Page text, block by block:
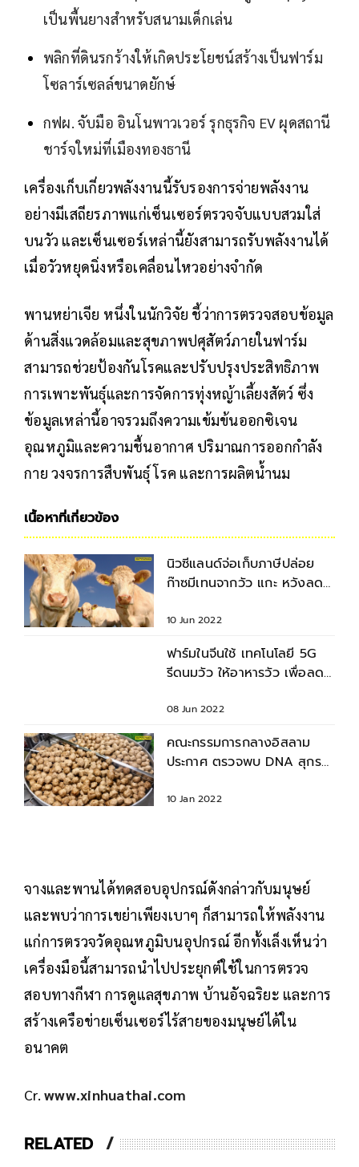
เป็นพื้นยางสำหรับสนามเด็กเล่น
พลิกที่ดินรกร้างให้เกิดประโยชน์สร้างเป็นฟาร์ม
โซลาร์เซลล์ขนาดยักษ์
กฟผ. จับมือ อินโนพาวเวอร์ รุกธุรกิจ EV ผุดสถานี
ชาร์จใหม่ที่เมืองทองธานี
เครื่องเก็บเกี่ยวพลังงานนี้รับรองการจ่ายพลังงาน
อย่างมีเสถียรภาพแก่เซ็นเซอร์ตรวจจับแบบสวมใส่
บนวัว และเซ็นเซอร์เหล่านี้ยังสามารถรับพลังงานได้
เมื่อวัวหยุดนิ่งหรือเคลื่อนไหวอย่างจำกัด
พานหย่าเจีย หนึ่งในนักวิจัย ชี้ว่าการตรวจสอบข้อมูล
ด้านสิ่งแวดล้อมและสุขภาพปศุสัตว์ภายในฟาร์ม
สามารถช่วยป้องกันโรคและปรับปรุงประสิทธิภาพ
การเพาะพันธุ์และการจัดการทุ่งหญ้าเลี้ยงสัตว์ ซึ่ง
ข้อมูลเหล่านี้อาจรวมถึงความเข้มข้นออกซิเจน
อุณหภูมิและความชื้นอากาศ ปริมาณการออกกำลัง
กาย วงจรการสืบพันธุ์ โรค และการผลิตน้ำนม
เนื้อหาที่เกี่ยวข้อง
นิวซีแลนด์จ่อเก็บภาษีปล่อย
ก๊าซมีเทนจากวัว แกะ หวังลด
10 Jun 2022
ฟาร์มในจีนใช้ เทคโนโลยี 5G
รีดนมวัว ให้อาหารวัว เพื่อลด
08 Jun 2022
คณะกรรมการกลางอิสลาม
ประกาศ ตรวจพบ DNA สุกร
10 Jan 2022
จางและพานได้ทดสอบอุปกรณ์ดังกล่าวกับมนุษย์
และพบว่าการเขย่าเพียงเบาๆ ก็สามารถให้พลังงาน
แก่การตรวจวัดอุณหภูมิบนอุปกรณ์ อีกทั้งเล็งเห็นว่า
เครื่องมือนี้สามารถนำไปประยุกต์ใช้ในการตรวจ
สอบทางกีฬา การดูแลสุขภาพ บ้านอัจฉริยะ และการ
สร้างเครือข่ายเซ็นเซอร์ไร้สายของมนุษย์ได้ใน
อนาคต
Cr. www.xinhuathai.com
RELATED